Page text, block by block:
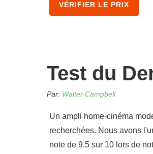
VÉRIFIER LE PRIX
Test du
Par: Walter Campbell
Un ampli home-cinéma
recherchées. Nous avons
note de 9.5 sur 10 lors de